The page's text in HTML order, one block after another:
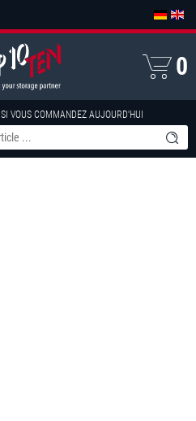
SI VOUS COMMANDEZ AUJOURD'HUI
0